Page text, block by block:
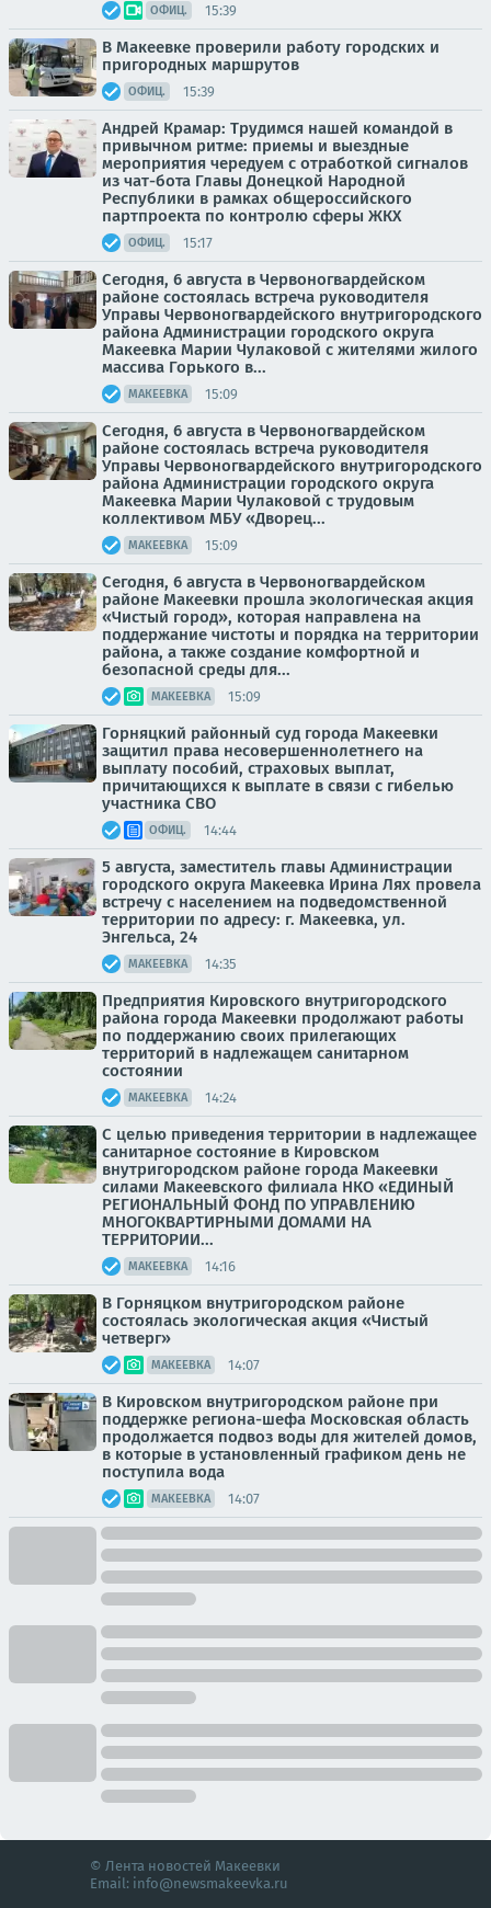
ОФИЦ. 15:39
В Макеевке проверили работу городских и
пригородных маршрутов
ОФИЦ. 15:39
Андрей Крамар: Трудимся нашей командой в
привычном ритме: приемы и выездные
мероприятия чередуем с отработкой сигналов
из чат-бота Главы Донецкой Народной
Республики в рамках общероссийского
партпроекта по контролю сферы ЖКХ
ОФИЦ. 15:17
Сегодня, 6 августа в Червоногвардейском
районе состоялась встреча руководителя
Управы Червоногвардейского внутригородского
района Администрации городского округа
Макеевка Марии Чулаковой с жителями жилого
массива Горького в...
МАКЕЕВКА 15:09
Сегодня, 6 августа в Червоногвардейском
районе состоялась встреча руководителя
Управы Червоногвардейского внутригородского
района Администрации городского округа
Макеевка Марии Чулаковой с трудовым
коллективом МБУ «Дворец...
МАКЕЕВКА 15:09
Сегодня, 6 августа в Червоногвардейском
районе Макеевки прошла экологическая акция
«Чистый город», которая направлена на
поддержание чистоты и порядка на территории
района, а также создание комфортной и
безопасной среды для...
МАКЕЕВКА 15:09
Горняцкий районный суд города Макеевки
защитил права несовершеннолетнего на
выплату пособий, страховых выплат,
причитающихся к выплате в связи с гибелью
участника СВО
ОФИЦ. 14:44
5 августа, заместитель главы Администрации
городского округа Макеевка Ирина Лях провела
встречу с населением на подведомственной
территории по адресу: г. Макеевка, ул.
Энгельса, 24
МАКЕЕВКА 14:35
Предприятия Кировского внутригородского
района города Макеевки продолжают работы
по поддержанию своих прилегающих
территорий в надлежащем санитарном
состоянии
МАКЕЕВКА 14:24
С целью приведения территории в надлежащее
санитарное состояние в Кировском
внутригородском районе города Макеевки
силами Макеевского филиала НКО «ЕДИНЫЙ
РЕГИОНАЛЬНЫЙ ФОНД ПО УПРАВЛЕНИЮ
МНОГОКВАРТИРНЫМИ ДОМАМИ НА
ТЕРРИТОРИИ...
МАКЕЕВКА 14:16
В Горняцком внутригородском районе
состоялась экологическая акция «Чистый
четверг»
МАКЕЕВКА 14:07
В Кировском внутригородском районе при
поддержке региона-шефа Московская область
продолжается подвоз воды для жителей домов,
в которые в установленный графиком день не
поступила вода
МАКЕЕВКА 14:07
© Лента новостей Макеевки
Email: info@newsmakeevka.ru